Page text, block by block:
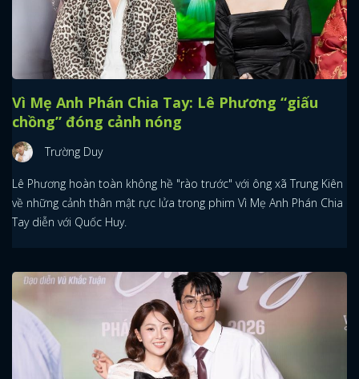
Vì Mẹ Anh Phán Chia Tay: Lê Phương “giấu
chồng” đóng cảnh nóng
Trường Duy
Lê Phương hoàn toàn không hề "rào trước" với ông xã Trung Kiên
về những cảnh thân mật rực lửa trong phim Vì Mẹ Anh Phán Chia
Tay diễn với Quốc Huy.